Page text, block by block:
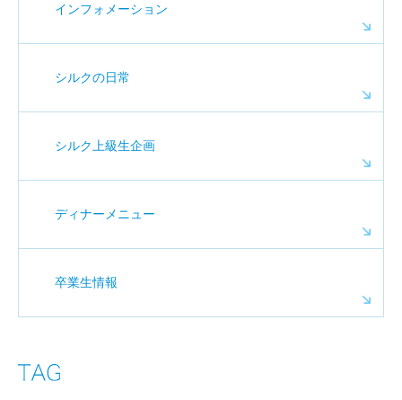
インフォメーション
シルクの日常
シルク上級生企画
ディナーメニュー
卒業生情報